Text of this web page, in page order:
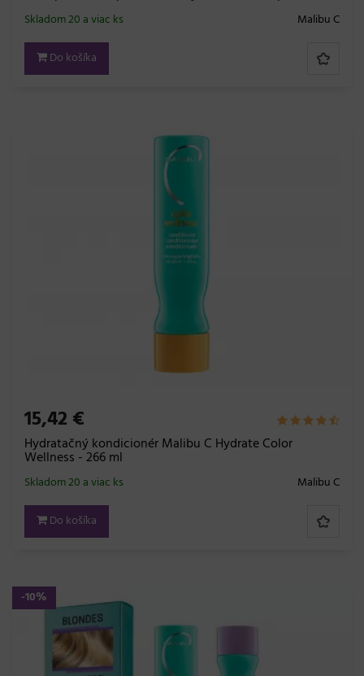
Malibu C
Skladom 20 a viac ks
Do košíka
15,42 €
Hydratačný kondicionér Malibu C Hydrate Color
Wellness - 266 ml
Malibu C
Skladom 20 a viac ks
Do košíka
-10%